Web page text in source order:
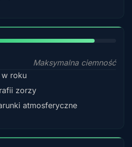
Maksymalna ciemność
w roku
zorzy
atmosferyczne